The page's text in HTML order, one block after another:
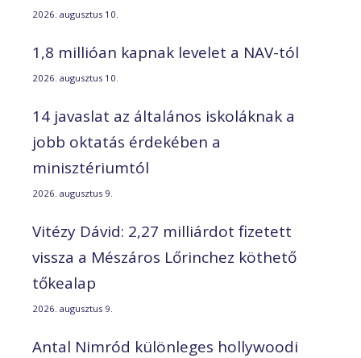
2026. augusztus 10.
1,8 millióan kapnak levelet a NAV-tól
2026. augusztus 10.
14 javaslat az általános iskoláknak a
jobb oktatás érdekében a
minisztériumtól
2026. augusztus 9.
Vitézy Dávid: 2,27 milliárdot fizetett
vissza a Mészáros Lőrinchez köthető
tőkealap
2026. augusztus 9.
Antal Nimród különleges hollywoodi